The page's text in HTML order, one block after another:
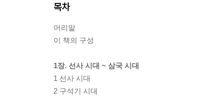
목차
머리말
이 책의 구성
1장. 선사 시대 ~ 삼국 시대
1 선사 시대
2 구석기 시대